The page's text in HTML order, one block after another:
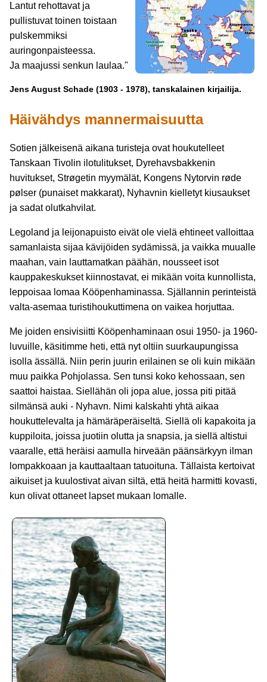
Lantut rehottavat ja
pullistuvat toinen toistaan
pulskemmiksi
auringonpaisteessa.
Ja maajussi senkun laulaa."
Jens August Schade (1903 - 1978), tanskalainen kirjailija.
Häivähdys mannermaisuutta
Sotien jälkeisenä aikana turisteja ovat houkutelleet
Tanskaan Tivolin ilotulitukset, Dyrehavsbakkenin
huvitukset, Strøgetin myymälät, Kongens Nytorvin røde
pølser (punaiset makkarat), Nyhavnin kielletyt kiusaukset
ja sadat olutkahvilat.
Legoland ja leijonapuisto eivät ole vielä ehtineet valloittaa
samanlaista sijaa kävijöiden sydämissä, ja vaikka muualle
maahan, vain lauttamatkan päähän, nousseet isot
kauppakeskukset kiinnostavat, ei mikään voita kunnollista,
leppoisaa lomaa Kööpenhaminassa. Själlannin perinteistä
valta-asemaa turistihoukuttimena on vaikea horjuttaa.
Me joiden ensivisiitti Kööpenhaminaan osui 1950- ja 1960-
luvuille, käsitimme heti, että nyt oltiin suurkaupungissa
isolla ässällä. Niin perin juurin erilainen se oli kuin mikään
muu paikka Pohjolassa. Sen tunsi koko kehossaan, sen
saattoi haistaa. Siellähän oli jopa alue, jossa piti pitää
silmänsä auki - Nyhavn. Nimi kalskahti yhtä aikaa
houkuttelevalta ja hämäräperäiseltä. Siellä oli kapakoita ja
kuppiloita, joissa juotiin olutta ja snapsia, ja siellä altistui
vaaralle, että heräisi aamulla hirveään päänsärkyyn ilman
lompakkoaan ja kauttaaltaan tatuoituna. Tällaista kertoivat
aikuiset ja kuulostivat aivan siltä, että heitä harmitti kovasti,
kun olivat ottaneet lapset mukaan lomalle.